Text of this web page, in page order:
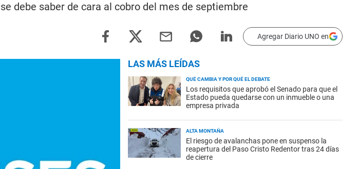
debe saber de cara al cobro del mes de septiembre
Agregar Diario UNO en
LAS MÁS LEÍDAS
QUÉ CAMBIA Y POR QUÉ EL DEBATE
Los requisitos que aprobó el Senado para que el
Estado pueda quedarse con un inmueble o una
empresa privada
ALTA MONTAÑA
El riesgo de avalanchas pone en suspenso la
reapertura del Paso Cristo Redentor tras 24 días
de cierre